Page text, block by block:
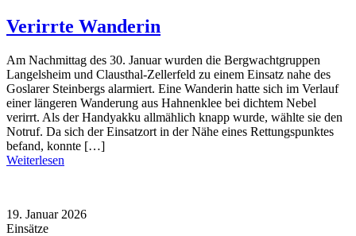
Verirrte Wanderin
Am Nachmittag des 30. Januar wurden die Bergwachtgruppen
Langelsheim und Clausthal-Zellerfeld zu einem Einsatz nahe des
Goslarer Steinbergs alarmiert. Eine Wanderin hatte sich im Verlauf
einer längeren Wanderung aus Hahnenklee bei dichtem Nebel
verirrt. Als der Handyakku allmählich knapp wurde, wählte sie den
Notruf. Da sich der Einsatzort in der Nähe eines Rettungspunktes
befand, konnte […]
Weiterlesen
19. Januar 2026
Einsätze